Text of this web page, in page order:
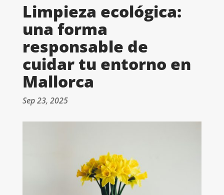
Limpieza ecológica:
una forma
responsable de
cuidar tu entorno en
Mallorca
Sep 23, 2025